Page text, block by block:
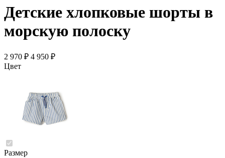
Детские хлопковые шорты в
морскую полоску
2 970 ₽ 4 950 ₽
Цвет
Размер